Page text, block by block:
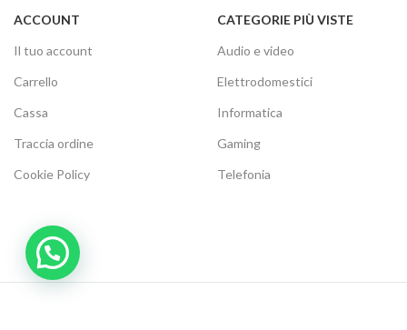
ACCOUNT
Il tuo account
Carrello
Cassa
Traccia ordine
Cookie Policy
CATEGORIE PIÙ VISTE
Audio e video
Elettrodomestici
Informatica
Gaming
Telefonia